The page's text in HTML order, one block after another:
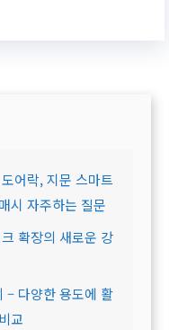
어락, 지문 스마트
시 자주하는 질문
확장의 새로운 강
– 다양한 용도에 활
교